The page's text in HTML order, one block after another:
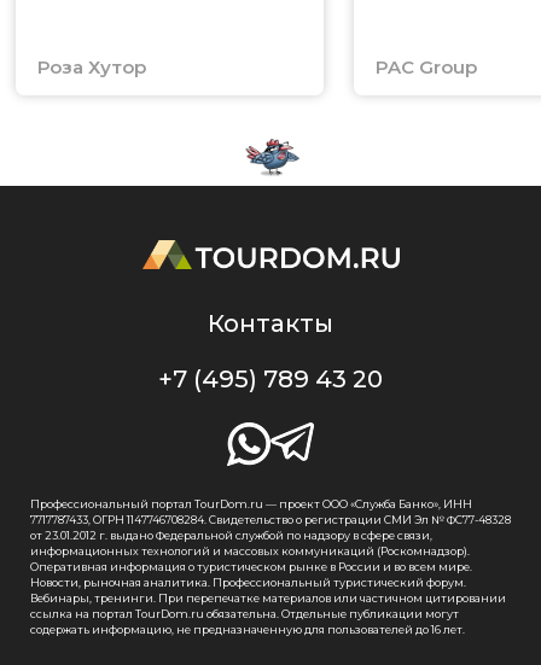
Роза Хутор PAC Group
Контакты
+7 (495) 789 43 20
Профессиональный портал TourDom.ru — проект ООО «Служба Банко», ИНН
7717787433, ОГРН 1147746708284. Свидетельство о регистрации СМИ Эл № ФС77-48328
от 23.01.2012 г. выдано Федеральной службой по надзору в сфере связи,
информационных технологий и массовых коммуникаций (Роскомнадзор).
Оперативная информация о туристическом рынке в России и во всем мире.
Новости, рыночная аналитика. Профессиональный туристический форум.
Вебинары, тренинги. При перепечатке материалов или частичном цитировании
ссылка на портал TourDom.ru обязательна. Отдельные публикации могут
содержать информацию, не предназначенную для пользователей до 16 лет.